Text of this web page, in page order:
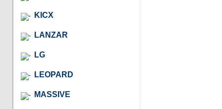
KICX
LANZAR
LG
LEOPARD
MASSIVE